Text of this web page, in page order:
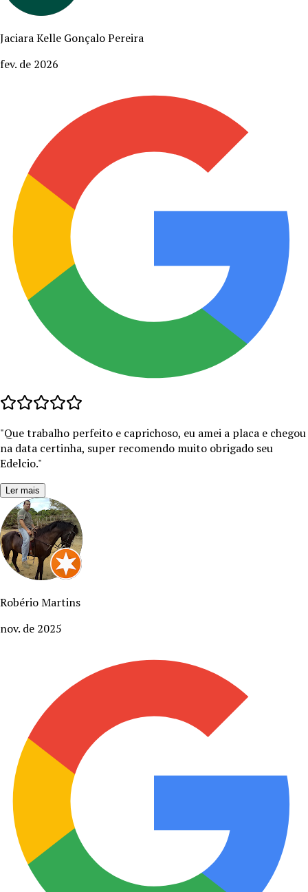
Jaciara Kelle Gonçalo Pereira
fev. de 2026
"Que trabalho perfeito e caprichoso, eu amei a placa e chegou
na data certinha, super recomendo muito obrigado seu
Edelcio."
Ler mais
Robério Martins
nov. de 2025